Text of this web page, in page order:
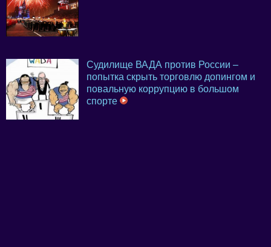
Судилище ВАДА против России –
попытка скрыть торговлю допингом и
повальную коррупцию в большом
спорте